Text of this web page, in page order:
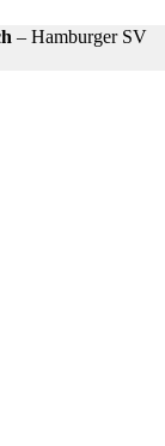
– Hamburger SV